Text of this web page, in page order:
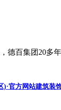
德百集团20多
官方网站建筑装